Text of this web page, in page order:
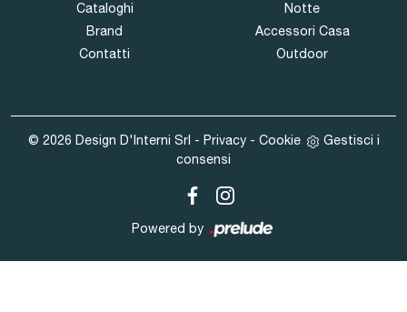
Cataloghi
Brand
Contatti
Notte
Accessori Casa
Outdoor
© 2026 Design D'Interni Srl - Privacy- Cookie
Gestisci i
consensi
Powered by